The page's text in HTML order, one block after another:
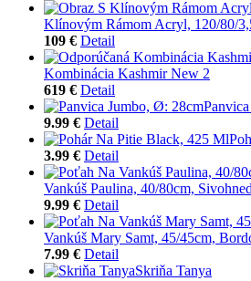
Klínovým Rámom Acryl, 120/80/
109 € Detail
Kombinácia Kashmir New 2
619 € Detail
9.99 € Detail
3.99 € Detail
Vankúš Paulina, 40/80cm,
9.99 € Detail
Vankúš Mary Samt, 45/45cm,
7.99 € Detail
Skriňa Tanya